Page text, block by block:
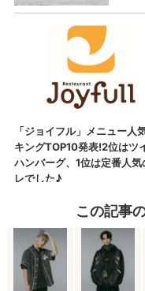
この記事